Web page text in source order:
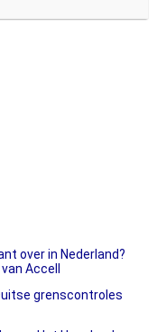
over in Nederland?
Accell
grenscontroles